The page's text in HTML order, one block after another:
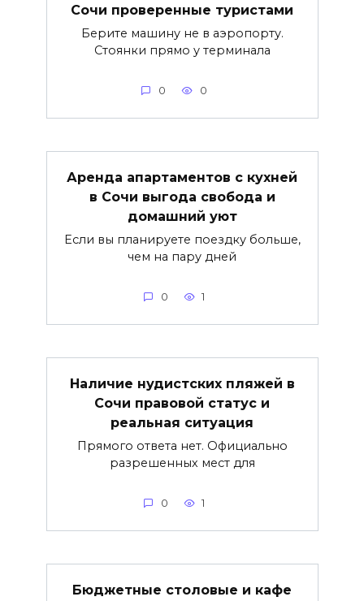
Сочи проверенные туристами
Берите машину не в аэропорту.
Стоянки прямо у терминала
0 0
Аренда апартаментов с кухней
в Сочи выгода свобода и
домашний уют
Если вы планируете поездку больше,
чем на пару дней
0 1
Наличие нудистских пляжей в
Сочи правовой статус и
реальная ситуация
Прямого ответа нет. Официально
разрешенных мест для
0 1
Бюджетные столовые и кафе